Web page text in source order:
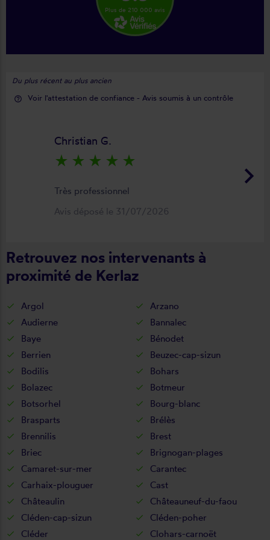
Plus de 210 000 avis
Du plus récent au plus ancien
help_outline Voir l'attestation de confiance - Avis soumis à un contrôle
keyboard_arrow_right
Christian G.
star_rate star_rate star_rate star_rate star_rate
Très professionnel
Avis déposé le 31/07/2026
Retrouvez nos intervenants à
proximité de Kerlaz
Argol
Arzano
Audierne
Bannalec
Baye
Bénodet
Berrien
Beuzec-cap-sizun
Bodilis
Bohars
Bolazec
Botmeur
Botsorhel
Bourg-blanc
Brasparts
Brélès
Brennilis
Brest
Briec
Brignogan-plages
Camaret-sur-mer
Carantec
Carhaix-plouguer
Cast
Châteaulin
Châteauneuf-du-faou
Cléden-cap-sizun
Cléden-poher
Cléder
Clohars-carnoët